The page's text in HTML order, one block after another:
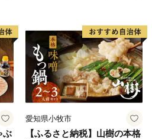
ぶ
愛知県小牧市
【ふるさと納税】山樹の本格